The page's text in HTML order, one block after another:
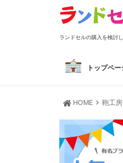
ランドセルの購入を検討
トップペー
HOME 鞄工